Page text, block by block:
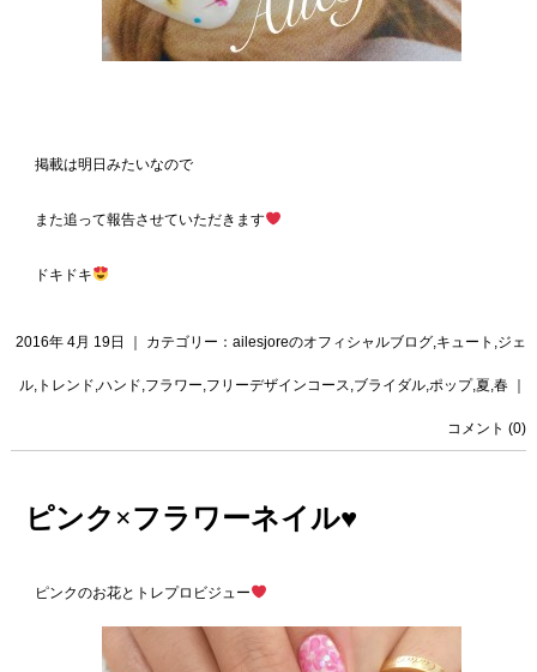
掲載は明日みたいなので
また追って報告させていただきます
ドキドキ
2016年 4月 19日 ｜ カテゴリー：ailesjoreのオフィシャルブログ,キュート ,ジェ
ル, トレンド,ハンド,フラワー,フリーデザインコース,ブライダル,ポップ,夏,春
コメント (0)
ピンク×フラワーネイル♥️
ピンクのお花とトレプロビジュー